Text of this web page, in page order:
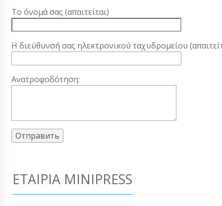
Το όνομά σας (απαιτείται)
Η διεύθυνσή σας ηλεκτρονικού ταχυδρομείου
Ανατροφοδότηση:
ΕΤΑΙΡΊΑ MINIPRESS